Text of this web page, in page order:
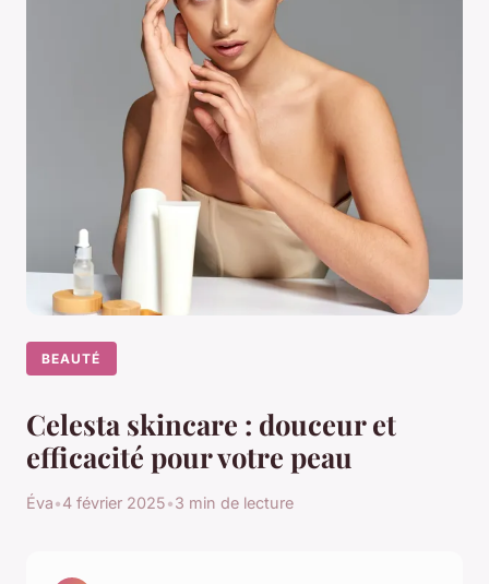
BEAUTÉ
Celesta skincare : douceur et
efficacité pour votre peau
Éva•4 février 2025•3 min de lecture